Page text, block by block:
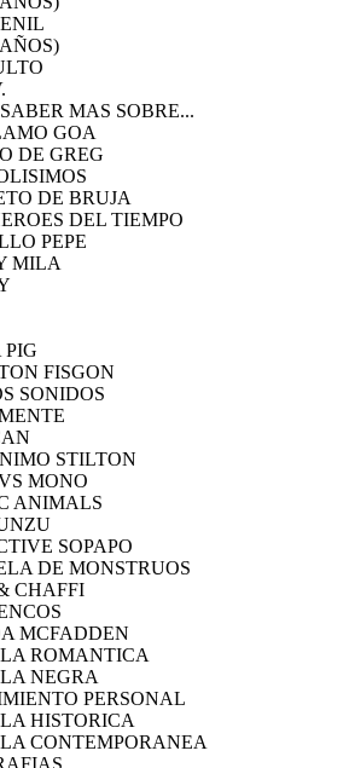
MAS SOBRE...
GOA
DE GREG
DE BRUJA
DEL TIEMPO
PEPE
MILA
PIG
FISGON
SONIDOS
STILTON
MONO
ANIMALS
SOPAPO
DE MONSTRUOS
CHAFFI
MCFADDEN
ROMANTICA
NEGRA
PERSONAL
HISTORICA
CONTEMPORANEA